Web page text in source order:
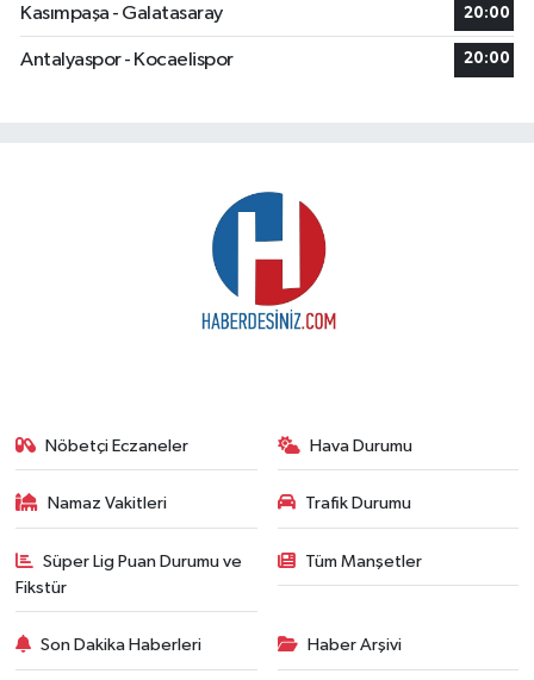
Kasımpaşa - Galatasaray 20:00
Antalyaspor - Kocaelispor 20:00
Nöbetçi Eczaneler Hava Durumu
Namaz Vakitleri Trafik Durumu
Süper Lig Puan Durumu ve
Fikstür
Tüm Manşetler
Son Dakika Haberleri Haber Arşivi